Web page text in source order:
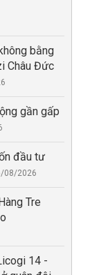
bằng
Châu Đức
gần gấp
đầu tư
08/2026
Tre
14 -